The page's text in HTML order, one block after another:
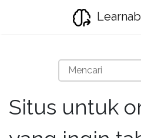
Situs untuk